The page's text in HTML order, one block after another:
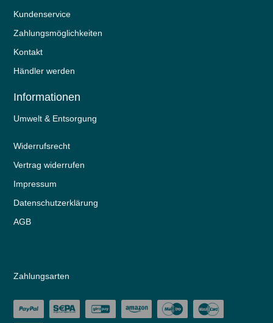
Kundenservice
Zahlungsmöglichkeiten
Kontakt
Händler werden
Informationen
Umwelt & Entsorgung
Widerrufs­recht
Vertrag widerrufen
Impressum
Daten­schutz­erklärung
AGB
Zahlungsarten